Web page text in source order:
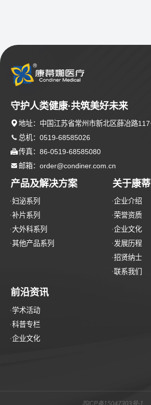
守护人类健康·共筑美好未来
 地址：中国江苏省常州市新北区薛冶路
 总机：0519-68585026
传真：86-0519-68585080
 邮箱：order@condiner.com.cn
产品及解决方案
妇泌系列
补片系列
大外科系列
其他产品系列
关于康
企业介绍
荣誉资质
企业文化
发展历程
招贤纳士
联系我们
前沿资讯
学术活动
科普专栏
企业文化
苏ICP备15047303号-1